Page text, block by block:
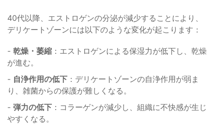
40代以降、エストロゲンの分泌が減少することにより、
デリケートゾーンには以下のような変化が起こります：
- 乾燥・萎縮 ：エストロゲンによる保湿力が低下し、乾燥
が進む。
- 自浄作用の低下 ：デリケートゾーンの自浄作用が弱ま
り、雑菌からの保護が難しくなる。
- 弾力の低下 ：コラーゲンが減少し、組織に不快感が生じ
やすくなる。